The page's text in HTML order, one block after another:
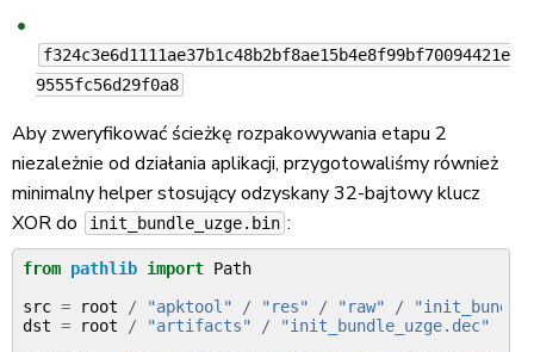
f324c3e6d1111ae37b1c48b2bf8ae15b4e8f99bf70094421e
9555fc56d29f0a8
Aby zweryfikować ścieżkę rozpakowywania etapu 2
niezależnie od działania aplikacji, przygotowaliśmy również
minimalny helper stosujący odzyskany 32-bajtowy klucz
XOR do
init_bundle_uzge.bin :
from pathlib import Path
src = root / "apktool" / "res" / "raw" /
dst = root / "artifacts" /
"init_bundle_uzge.dec"